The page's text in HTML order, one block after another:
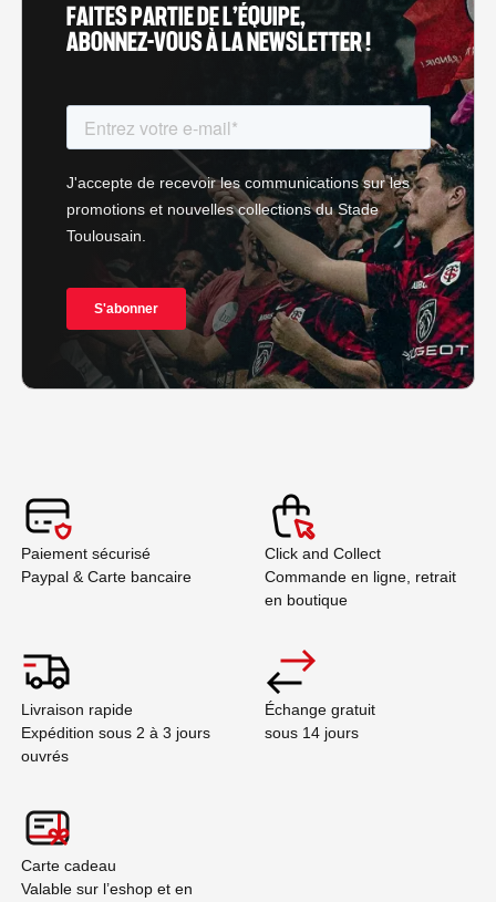
FAITES PARTIE DE L’ÉQUIPE,
ABONNEZ-VOUS À LA NEWSLETTER !
Paiement sécurisé
Paypal & Carte bancaire
Click and Collect
Commande en ligne, retrait
en boutique
Livraison rapide
Expédition sous 2 à 3 jours
ouvrés
Échange gratuit
sous 14 jours
Carte cadeau
Valable sur l’eshop et en